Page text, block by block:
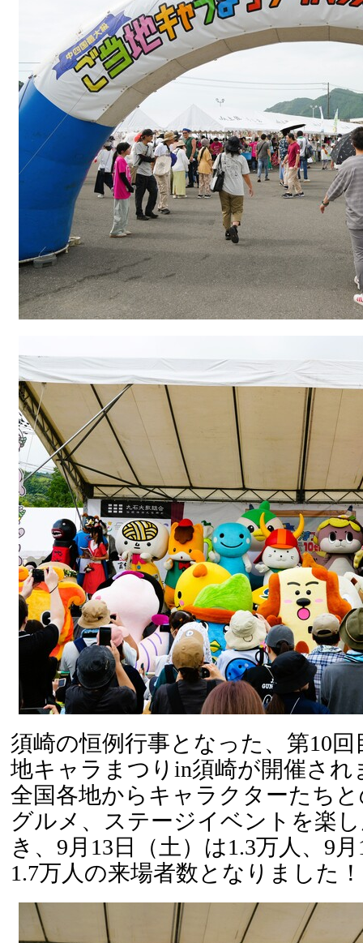
須崎の恒例行事となった、第10
地キャラまつりin須崎が開催され
全国各地からキャラクターたち
グルメ、ステージイベントを楽
き、9月13日（土）は1.3万人、9
1.7万人の来場者数となりました！